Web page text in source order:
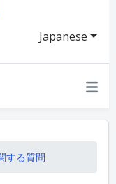
Japanese
する質問